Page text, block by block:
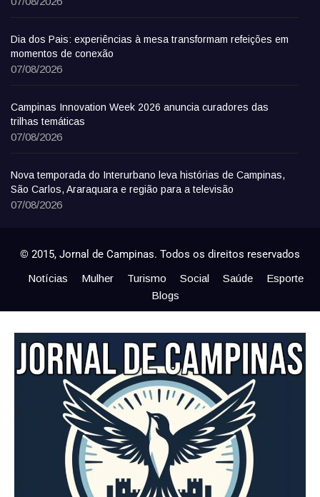
Dia dos Pais: experiências à mesa transformam refeições em
momentos de conexão
07/08/2026
Campinas Innovation Week 2026 anuncia curadores das
trilhas temáticas
07/08/2026
Nova temporada do Interurbano leva histórias de Campinas,
São Carlos, Araraquara e região para a televisão
07/08/2026
© 2015, Jornal de Campinas. Todos os direitos reservados
Notícias Mulher Turismo Social Saúde
Esporte
Blogs